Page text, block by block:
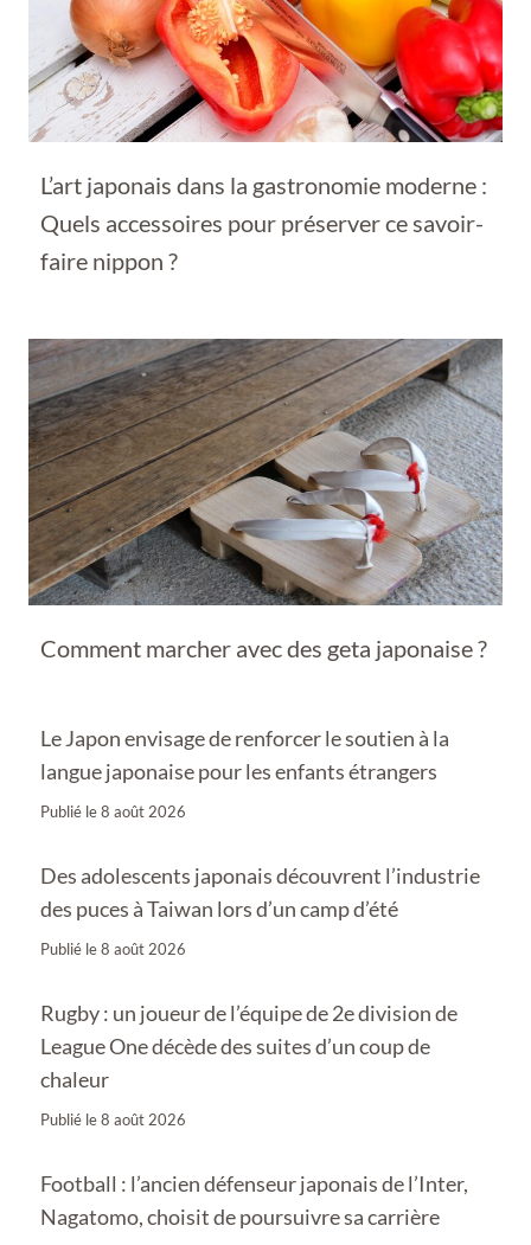
L’art japonais dans la gastronomie moderne :
Quels accessoires pour préserver ce savoir-
faire nippon ?
Comment marcher avec des geta japonaise ?
Le Japon envisage de renforcer le soutien à la
langue japonaise pour les enfants étrangers
Publié le8 août 2026
Des adolescents japonais découvrent l’industrie
des puces à Taiwan lors d’un camp d’été
Publié le8 août 2026
Rugby : un joueur de l’équipe de 2e division de
League One décède des suites d’un coup de
chaleur
Publié le8 août 2026
Football : l’ancien défenseur japonais de l’Inter,
Nagatomo, choisit de poursuivre sa carrière